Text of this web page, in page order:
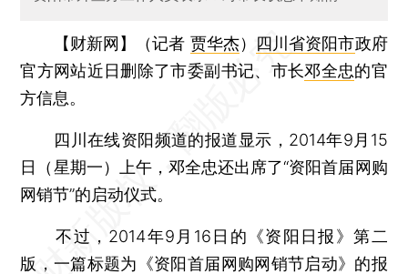
【财新网】（记者 贾华杰） 四川省资阳市政府
官方网站近日删除了市委副书记、市长邓全忠的官
方信息。
四川在线资阳频道的报道显示，2014年9月15
日（星期一）上午，邓全忠还出席了“资阳首届网购
网销节”的启动仪式。
不过，2014年9月16日的《资阳日报》第二
版，一篇标题为《资阳首届网购网销节启动》的报